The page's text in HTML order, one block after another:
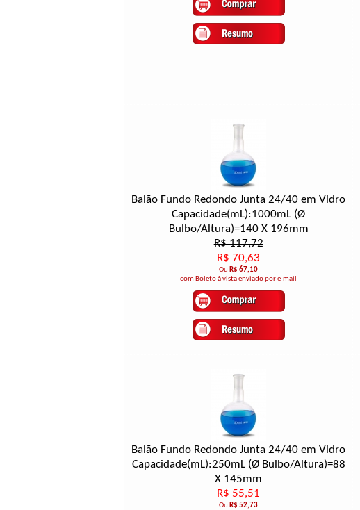
Balão Fundo Redondo Junta 24/40 em Vidro
Capacidade(mL):1000mL (Ø
Bulbo/Altura)=140 X 196mm
R$ 117,72
R$ 70,63
Ou R$ 67,10
com Boleto à vista enviado por e-mail
Balão Fundo Redondo Junta 24/40 em Vidro
Capacidade(mL):250mL (Ø Bulbo/Altura)=88
X 145mm
R$ 55,51
Ou R$ 52,73